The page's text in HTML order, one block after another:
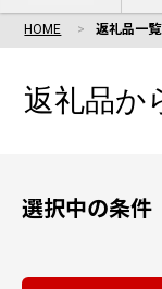
HOME 返礼品一覧
返礼品か
選択中の条件